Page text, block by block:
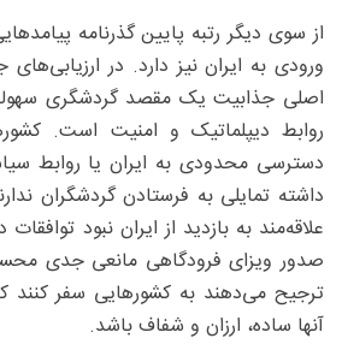
از سوی دیگر رتبه پایین گذرنامه
ورودی به ایران نیز دارد. در
اصلی جذابیت یک مقصد گردشگری
روابط دیپلماتیک و امنیت است.
دسترسی محدودی به ایران یا روابط
داشته تمایلی به فرستادن گردشگران
علاقه‌مند به بازدید از ایران نبود توافقات
صدور ویزای فرودگاهی مانعی جدی
ترجیح می‌دهند به کشورهایی سفر کنند
آنها ساده، ارزان و شفاف باشد.